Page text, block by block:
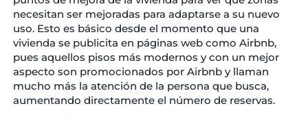
necesitan ser mejoradas para adaptarse a su nuevo
uso. Esto es básico desde el momento que una
vivienda se publicita en páginas web como Airbnb,
pues aquellos pisos más modernos y con un mejor
aspecto son promocionados por Airbnb y llaman
mucho más la atención de la persona que busca,
aumentando directamente el número de reservas.